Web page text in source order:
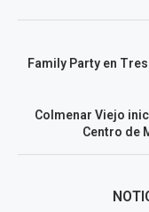
Family Party en
Colmenar Viejo
Centro de